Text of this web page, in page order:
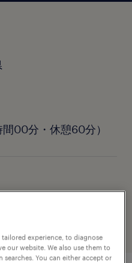
00分・休憩60分）
experience, to diagnose
our website. We also use them to
You can either accept or